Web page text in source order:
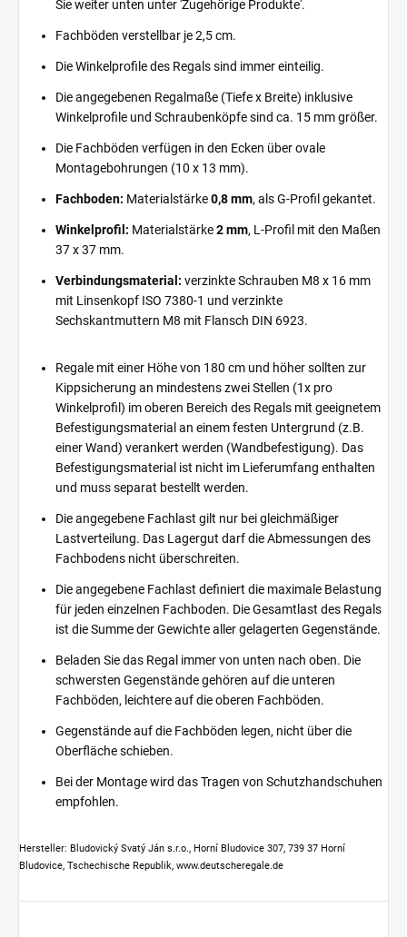
Sie weiter unten unter 'Zugehörige Produkte'.
Fachböden verstellbar je 2,5 cm.
Die Winkelprofile des Regals sind immer einteilig.
Die angegebenen Regalmaße (Tiefe x Breite) inklusive
Winkelprofile und Schraubenköpfe sind ca. 15 mm größer.
Die Fachböden verfügen in den Ecken über ovale
Montagebohrungen (10 x 13 mm).
Fachboden: Materialstärke0,8 mm, als G-Profil gekantet.
Winkelprofil: Materialstärke2 mm, L-Profil mit den Maßen
37 x 37 mm.
Verbindungsmaterial: verzinkte Schrauben M8 x 16 mm
mit Linsenkopf ISO 7380-1 und verzinkte
Sechskantmuttern M8 mit Flansch DIN 6923.
Regale mit einer Höhe von 180 cm und höher sollten zur
Kippsicherung an mindestens zwei Stellen (1x pro
Winkelprofil) im oberen Bereich des Regals mit geeignetem
Befestigungsmaterial an einem festen Untergrund (z.B.
einer Wand) verankert werden (Wandbefestigung). Das
Befestigungsmaterial ist nicht im Lieferumfang enthalten
und muss separat bestellt werden.
Die angegebene Fachlast gilt nur bei gleichmäßiger
Lastverteilung. Das Lagergut darf die Abmessungen des
Fachbodens nicht überschreiten.
Die angegebene Fachlast definiert die maximale Belastung
für jeden einzelnen Fachboden. Die Gesamtlast des Regals
ist die Summe der Gewichte aller gelagerten Gegenstände.
Beladen Sie das Regal immer von unten nach oben. Die
schwersten Gegenstände gehören auf die unteren
Fachböden, leichtere auf die oberen Fachböden.
Gegenstände auf die Fachböden legen, nicht über die
Oberfläche schieben.
Bei der Montage wird das Tragen von Schutzhandschuhen
empfohlen.
Hersteller: Bludovický Svatý Ján s.r.o., Horní Bludovice 307, 739 37 Horní
Bludovice, Tschechische Republik, www.deutscheregale.de